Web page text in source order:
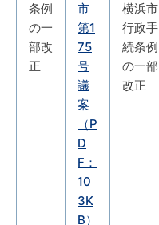
条例
の一
部改
正
市
第1
75
号
議
案
（P
D
F：
10
3K
B）
横浜市
行政手
続条例
の一部
改正